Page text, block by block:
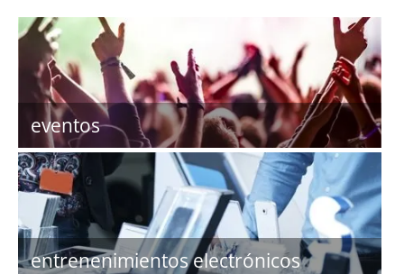
eventos
entrenenimientos electrónicos